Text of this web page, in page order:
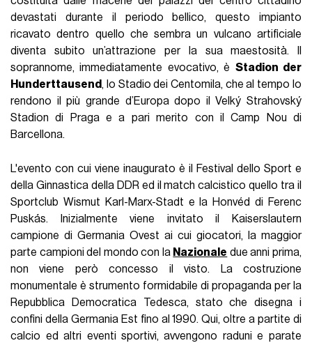
devastati durante il periodo bellico, questo impianto
ricavato dentro quello che sembra un vulcano artificiale
diventa subito un’attrazione per la sua maestosità. Il
soprannome, immediatamente evocativo, è Stadion der
Hunderttausend, lo Stadio dei Centomila, che al tempo lo
rendono il più grande d’Europa dopo il Velký Strahovský
Stadion di Praga e a pari merito con il Camp Nou di
Barcellona.
L'evento con cui viene inaugurato è il Festival dello Sport e
della Ginnastica della DDR ed il match calcistico quello tra il
Sportclub Wismut Karl-Marx-Stadt e la Honvéd di Ferenc
Puskás. Inizialmente viene invitato il Kaiserslautern
campione di Germania Ovest ai cui giocatori, la maggior
parte campioni del mondo con la Nazionale due anni prima,
non viene però concesso il visto. La costruzione
monumentale è strumento formidabile di propaganda per la
Repubblica Democratica Tedesca, stato che disegna i
confini della Germania Est fino al 1990. Qui, oltre a partite di
calcio ed altri eventi sportivi, avvengono raduni e parate